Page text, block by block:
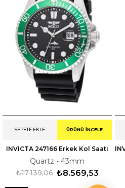
INVICTA 247166 Erkek Kol Saati
Quartz - 43mm
₺8.569,53
₺17.139,06
SEPETE EKLE ÜRÜNÜ İNCELE